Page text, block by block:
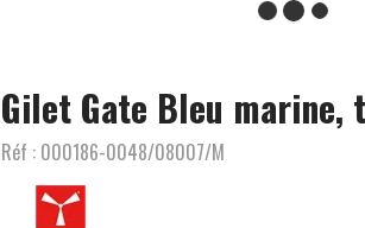
Gilet Gate Bleu marine,
Réf : 000186-0048/08007/M